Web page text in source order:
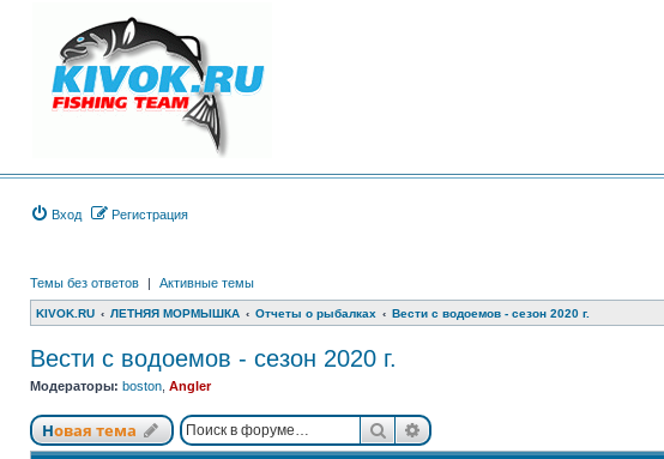
Вход Регистрация
Темы без ответов | Активные темы
KIVOK.RU ЛЕТНЯЯ МОРМЫШКА Отчеты о рыбалках Вести с водоемов - сезон 2020 г.
Вести с водоемов - сезон 2020 г.
Модераторы: boston Angler
Новая тема ПоискРасширенный поиск